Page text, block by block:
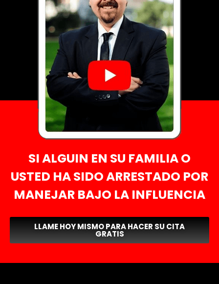
SI ALGUIN EN SU FAMILIA O
USTED HA SIDO ARRESTADO POR
MANEJAR BAJO LA INFLUENCIA
LLAME HOY MISMO PARA HACER SU CITA
GRATIS